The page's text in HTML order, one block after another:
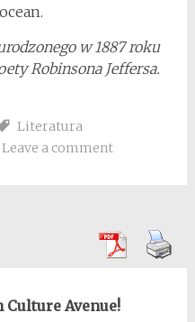
w 1887 roku
Robinsona Jeffersa.
Literatura
Leave a comment
Culture Avenue!